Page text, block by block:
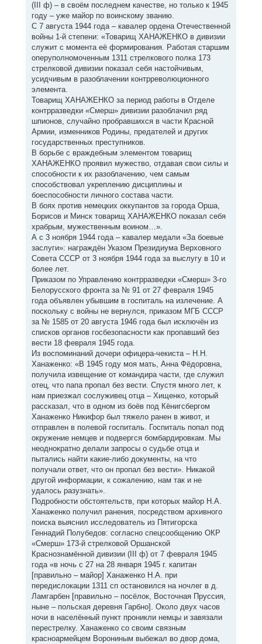
(III ф) – в своём последнем качестве, но только к 1945
году – уже майор по воинскому званию.
С 7 августа 1944 года – кавалер ордена Отечественной
войны 1-й степени: «Товарищ ХАНАЖЕНКО в дивизии
служит с момента её формирования. Работая старшим
оперуполномоченным 1311 стрелкового полка 173
стрелковой дивизии показал себя настойчивым,
усидчивым в разоблачении контрреволюционного
элемента.
Товарищ ХАНАЖЕНКО за период работы в Отделе
контрразведки «Смерш» дивизии разоблачил ряд
шпионов, случайно пробравшихся в части Красной
Армии, изменников Родины, предателей и других
государственных преступников.
В борьбе с враждебным элементом товарищ
ХАНАЖЕНКО проявил мужество, отдавая свои силы и
способности к их разоблачению, чем самым
способствовал укреплению дисциплины и
боеспособности личного состава части.
В боях против немецких оккупантов за города Орша,
Борисов и Минск товарищ ХАНАЖЕНКО показал себя
храбрым, мужественным воином…».
А с 3 ноября 1944 года – кавалер медали «За боевые
заслуги»: награждён Указом Президиума Верховного
Совета СССР от 3 ноября 1944 года за выслугу в 10 и
более лет.
Приказом по Управлению контрразведки «Смерш» 3-го
Белорусского фронта за № 91 от 27 февраля 1945
года объявлен убывшим в госпиталь на излечение. А
поскольку с войны не вернулся, приказом МГБ СССР
за № 1585 от 20 августа 1946 года был исключён из
списков органов госбезопасности как пропавший без
вести 18 февраля 1945 года.
Из воспоминаний дочери офицера-чекиста – Н.Н.
Ханаженко: «В 1945 году моя мать, Анна Фёдоровна,
получила извещение от командира части, где служил
отец, что папа пропал без вести. Спустя много лет, к
нам приезжал сослуживец отца – Хищенко, который
рассказал, что в одном из боёв под Кёнигсбергом
Ханаженко Никифор был тяжело ранен в живот, и
отправлен в полевой госпиталь. Госпиталь попал под
окружение немцев и подвергся бомбардировкам. Мы
неоднократно делали запросы о судьбе отца и
пытались найти какие-либо документы, на что
получали ответ, что он пропал без вести». Никакой
другой информации, к сожалению, нам так и не
удалось разузнать».
Подробности обстоятельств, при которых майор Н.А.
Ханаженко получил ранения, посредством архивного
поиска выяснил исследователь из Пятигорска
Геннадий Полубедов: согласно спецсообщению ОКР
«Смерш» 173-й стрелковой Оршанской
Краснознамённой дивизии (III ф) от 7 февраля 1945
года «в ночь с 27 на 28 января 1945 г. капитан
[правильно – майор] Ханаженко Н.А. при
передислокации 1311 сп остановился на ночлег в д.
Ламгарбен [правильно – посёлок, Восточная Пруссия,
ныне – польская деревня Гарбно]. Около двух часов
ночи в населённый пункт проникли немцы и завязали
перестрелку. Ханаженко со своим связным
красноармейцем Ворониным выбежал во двор дома,